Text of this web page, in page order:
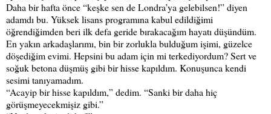
Daha bir hafta önce “keşke sen de Londra’ya gelebilsen!” diyen
adamdı bu. Yüksek lisans programına kabul edildiğimi
öğrendiğimden beri ilk defa geride bırakacağım hayatı düşündüm.
En yakın arkadaşlarımı, bin bir zorlukla bulduğum işimi, güzelce
döşediğim evimi. Hepsini bu adam için mi terkediyordum? Sert ve
soğuk betona düşmüş gibi bir hisse kapıldım. Konuşunca kendi
sesimi tanıyamadım.
“Acayip bir hisse kapıldım,” dedim. “Sanki bir daha hiç
görüşmeyecekmişiz gibi.”